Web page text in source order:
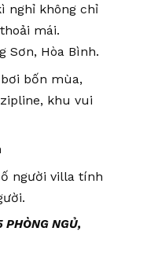
nghỉ không chỉ
mái.
Sơn, Hòa Bình.
bốn mùa,
khu vui
người villa tính
PHÒNG NGỦ,